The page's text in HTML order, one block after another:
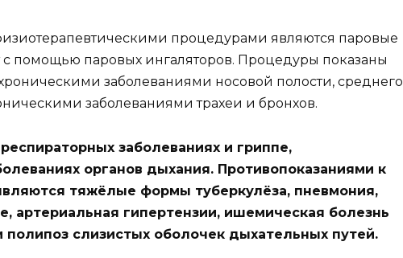
процедурами являются паровые
помощью паровых ингаляторов. Процедуры показаны
заболеваниями носовой полости, среднего
заболеваниями трахеи и бронхов.
заболеваниях и гриппе,
органов дыхания. Противопоказаниями к
тяжёлые формы туберкулёза, пневмония,
артериальная гипертензии, ишемическая болезнь
полипоз слизистых оболочек дыхательных путей.